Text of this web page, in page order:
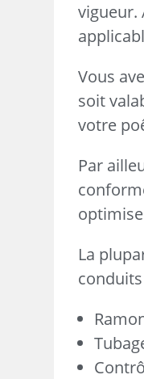
vigueur.
Vous
soit
votre
Par
La